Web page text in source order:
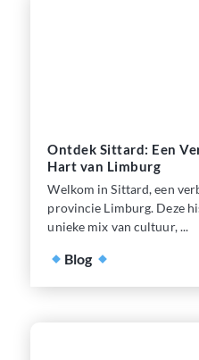
Ontdek Sittard: Een
Hart van Limburg
Welkom in Sittard, een
provincie Limburg. Deze
unieke mix van cultuur, ...
Blog